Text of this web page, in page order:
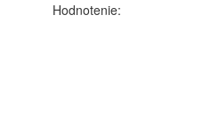
Hodnotenie: